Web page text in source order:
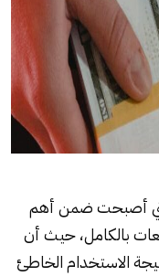
أصبحت ضمن أهم
بالكامل، حيث أن
الاستخدام الخاطئ